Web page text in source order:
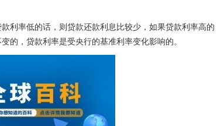
利率低的话，则贷款还款利息比较少，如果贷款利率高的
的，贷款利率是受央行的基准利率变化影响的。